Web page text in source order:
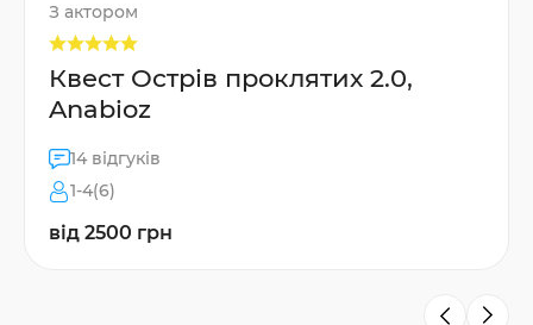
З актором
Квест Острів проклятих 2.0,
Anabioz
14 відгуків
1-4(6)
від 2500 грн